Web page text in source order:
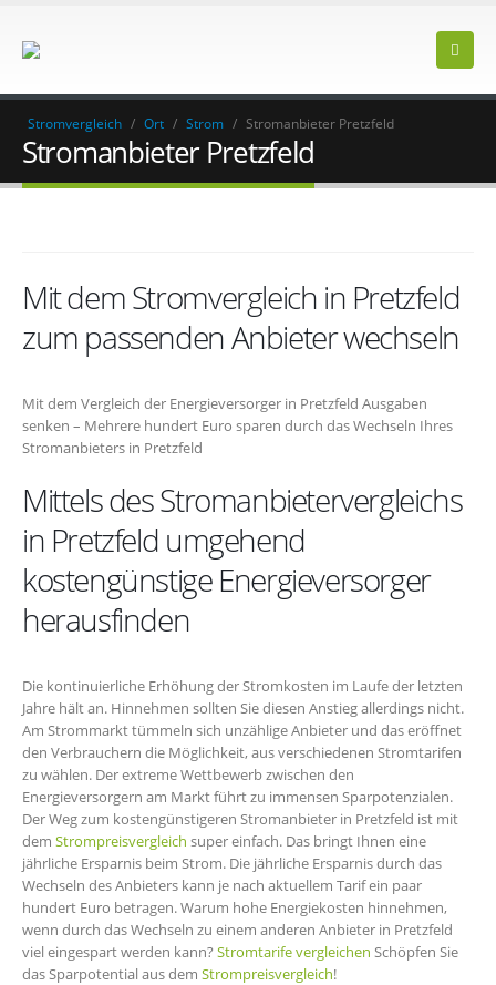
Stromvergleich / Ort / Strom / Stromanbieter Pretzfeld
Stromanbieter Pretzfeld
Mit dem Stromvergleich in Pretzfeld
zum passenden Anbieter wechseln
Mit dem Vergleich der Energieversorger in Pretzfeld Ausgaben
senken – Mehrere hundert Euro sparen durch das Wechseln Ihres
Stromanbieters in Pretzfeld
Mittels des Stromanbietervergleichs
in Pretzfeld umgehend
kostengünstige Energieversorger
herausfinden
Die kontinuierliche Erhöhung der Stromkosten im Laufe der letzten
Jahre hält an. Hinnehmen sollten Sie diesen Anstieg allerdings nicht.
Am Strommarkt tümmeln sich unzählige Anbieter und das eröffnet
den Verbrauchern die Möglichkeit, aus verschiedenen Stromtarifen
zu wählen. Der extreme Wettbewerb zwischen den
Energieversorgern am Markt führt zu immensen Sparpotenzialen.
Der Weg zum kostengünstigeren Stromanbieter in Pretzfeld ist mit
dem Strompreisvergleich super einfach. Das bringt Ihnen eine
jährliche Ersparnis beim Strom. Die jährliche Ersparnis durch das
Wechseln des Anbieters kann je nach aktuellem Tarif ein paar
hundert Euro betragen. Warum hohe Energiekosten hinnehmen,
wenn durch das Wechseln zu einem anderen Anbieter in Pretzfeld
viel eingespart werden kann? Stromtarife vergleichen Schöpfen Sie
das Sparpotential aus dem Strompreisvergleich!